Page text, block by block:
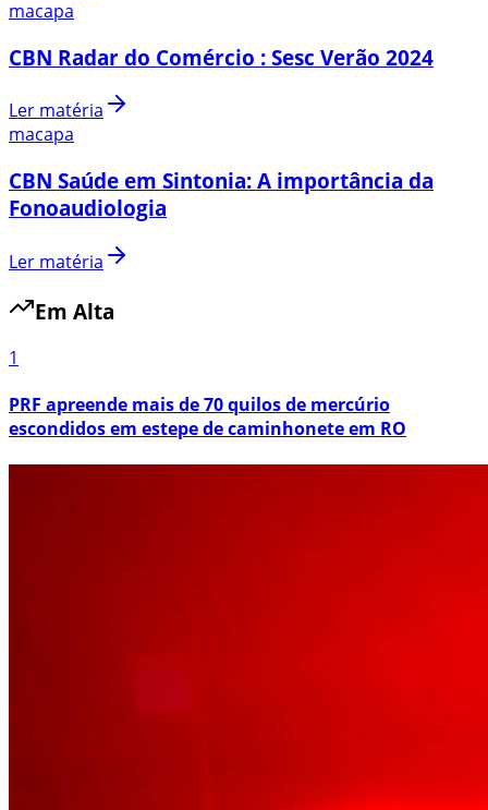
macapa
CBN Radar do Comércio : Sesc Verão 2024
Ler matéria
macapa
CBN Saúde em Sintonia: A importância da
Fonoaudiologia
Ler matéria
Em Alta
1
PRF apreende mais de 70 quilos de mercúrio
escondidos em estepe de caminhonete em RO